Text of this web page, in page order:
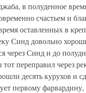
в полуденное
счастьем и
оставленных в
Синд довольно
через Синд и до
переправил через
десять курухов и
первому